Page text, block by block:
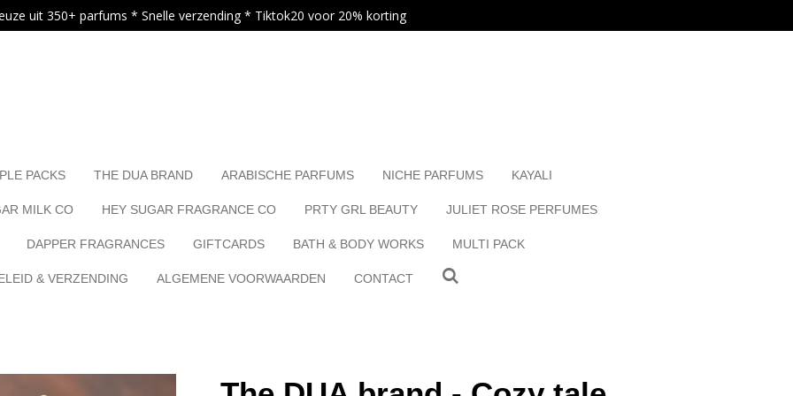
uit 350+ parfums * Snelle verzending * Tiktok20 voor 20% korting
PACKS THE DUA BRAND ARABISCHE PARFUMS NICHE PARFUMS KAYALI
MILK CO HEY SUGAR FRAGRANCE CO PRTY GRL BEAUTY JULIET ROSE PERFUMES
DAPPER FRAGRANCES GIFTCARDS BATH & BODY WORKS MULTI PACK
& VERZENDING ALGEMENE VOORWAARDEN CONTACT